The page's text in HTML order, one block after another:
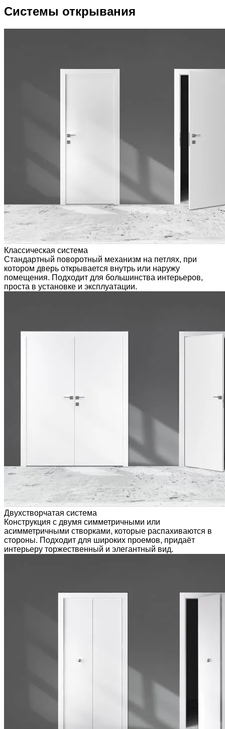
Системы открывания
Классическая система
Стандартный поворотный механизм на петлях, при
котором дверь открывается внутрь или наружу
помещения. Подходит для большинства интерьеров,
проста в установке и эксплуатации.
Двухстворчатая система
Конструкция с двумя симметричными или
асимметричными створками, которые распахиваются в
стороны. Подходит для широких проемов, придаёт
интерьеру торжественный и элегантный вид.